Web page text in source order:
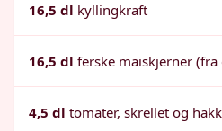
16,5 dl kyllingkraft
16,5 dl ferske maiskjerner (fra
4,5 dl tomater, skrellet og